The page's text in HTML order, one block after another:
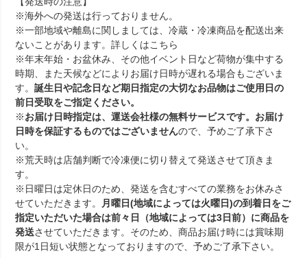
※海外への発送は行っておりません。
※一部地域や離島に関しましては、冷蔵・冷凍商品を配送出来
ないことがあります。詳しくはこちら
※年末年始・お盆休み、その他イベント日など荷物が集中する
時期、また天候などによりお届け日時が遅れる場合もございま
す。誕生日や記念日など期日指定の大切なお品物はご使用日の
前日受取をご指定ください。
※お届け日時指定は、運送会社様の無料サービスです。お届け
日時を保証するものではございませんので、予めご了承下さ
い。
※荒天時は店舗判断で冷凍便に切り替えて発送させて頂きま
す。
※日曜日は定休日のため、発送を含むすべての業務をお休みさ
せていただきます。
月曜日(地域によっては火曜日)の到着日をご
指定いただいた場合は前々日（地域によっては3日前）に商品を
発送させていただきます。そのため、商品お届け時には賞味期
限が1日短い状態となっておりますので、予めご了承下さい。